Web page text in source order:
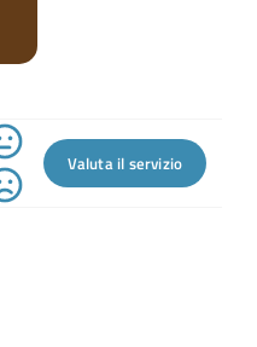
Valuta il servizio